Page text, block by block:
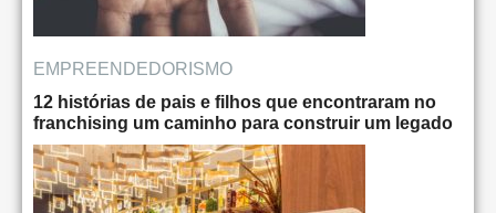
EMPREENDEDORISMO
12 histórias de pais e filhos que encontraram no
franchising um caminho para construir um legado